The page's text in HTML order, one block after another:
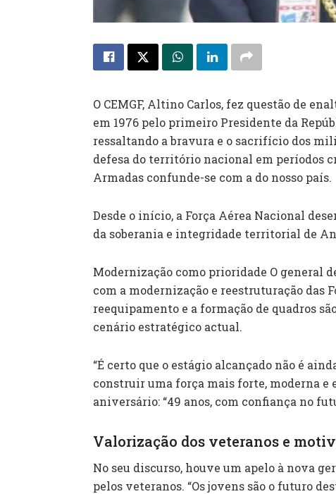
O CEMGF, Altino Carlos, fez questão de
em 1976 pelo primeiro Presidente da
ressaltando a bravura e o sacrifício dos
defesa do território nacional em períodos
Armadas confunde-se com a do nosso país.
Desde o início, a Força Aérea Nacional
da soberania e integridade territorial de
Modernização como prioridade O general
com a modernização e reestruturação das
reequipamento e a formação de quadros
cenário estratégico actual.
“É certo que o estágio alcançado não é
construir uma força mais forte, moderna e
aniversário: “49 anos, com confiança no
Valorização dos veteranos e
No seu discurso, houve um apelo à nova
pelos veteranos. “Os jovens são o futuro